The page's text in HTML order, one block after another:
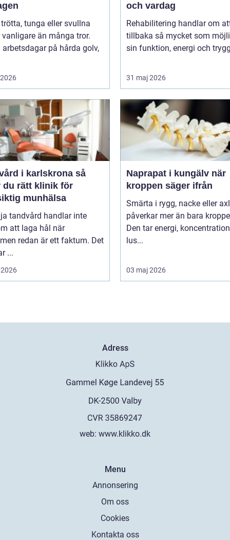
tunga eller svullna
vanligare än många tror.
arbetsdagar på hårda golv,
och vardag
Rehabilitering handlar om
tillbaka så mycket som
sin funktion, energi och
31 maj 2026
i karlskrona så
du rätt klinik för
munhälsa
tandvård handlar inte
att laga hål när
redan är ett faktum. Det
...
Naprapat i kungälv när
kroppen säger ifrån
Smärta i rygg, nacke eller
påverkar mer än bara
Den tar energi,
lus...
03 maj 2026
Adress
web: www.klikko.dk
Menu
Annonsering
Om oss
Cookies
Kontakta oss